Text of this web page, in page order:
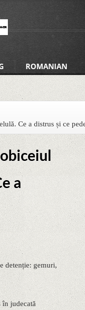
ROMANIAN
Ce a distrus și ce
a
detenție: gemuri,
în judecată